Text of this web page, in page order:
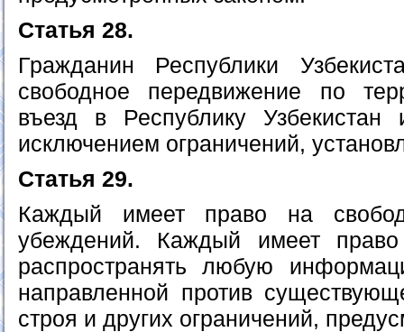
Статья 28.
Гражданин Республики
свободное передвижение по
въезд в Республику
исключением ограничений,
Статья 29.
Каждый имеет право на
убеждений. Каждый имеет
распространять любую
направленной против
строя и других ограничений,